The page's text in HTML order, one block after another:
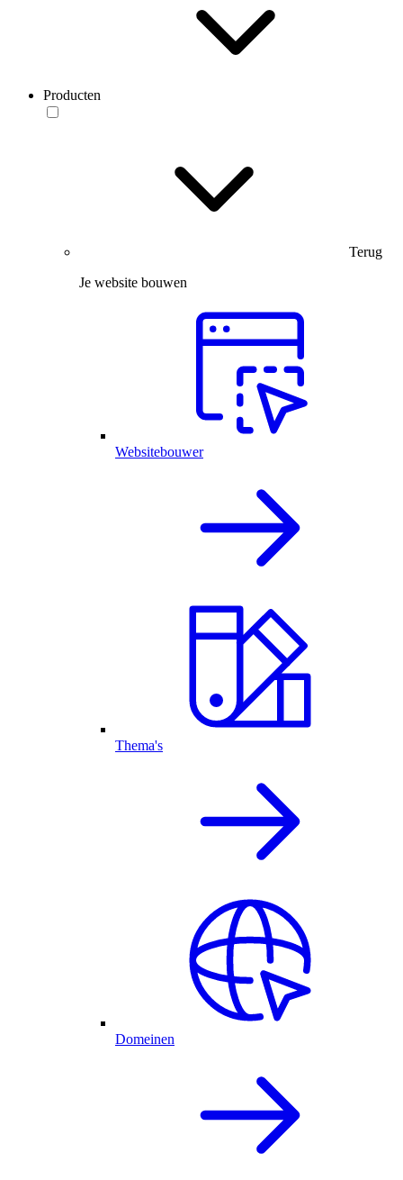
Producten
Terug
Je website bouwen
Websitebouwer
Thema's
Domeinen